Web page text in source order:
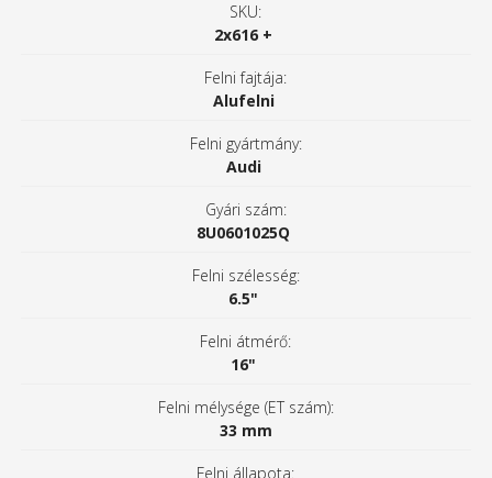
SKU:
2x616 +
Felni fajtája:
Alufelni
Felni gyártmány:
Audi
Gyári szám:
8U0601025Q
Felni szélesség:
6.5"
Felni átmérő:
16"
Felni mélysége (ET szám):
33 mm
Felni állapota: